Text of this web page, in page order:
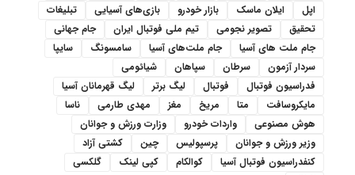
اپل
ایلان ماسک بازار خودرو بازی‌های آسیایی
تبلیغات
تحقیق
تصویر نجومی تیم ملی فوتبال ایران
جام جهانی
جام ملت های آسیا
جام ملت‌های آسیا سامسونگ
سایپا
سردار آزمون
سرطان سپاهان
شیائومی
فدراسیون فوتبال
فوتبال لیگ برتر
لیگ قهرمانان آسیا
مایکروسافت
متا مریخ مغز مهدی طارمی
ناسا
هوش مصنوعی
واردات خودرو
وزارت ورزش و جوانان
وزیر ورزش و جوانان
پرسپولیس چین
کشتی آزاد
کنفدراسیون فوتبال آسیا
کوالکام کپی لینک
گلکسی